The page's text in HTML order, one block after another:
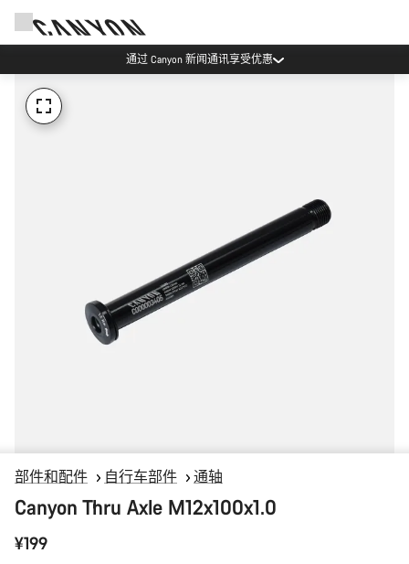
通过 Canyon 新闻通讯享受优惠
部件和配件 自行车部件 通轴
Canyon Thru Axle M12x100x1.0
¥199